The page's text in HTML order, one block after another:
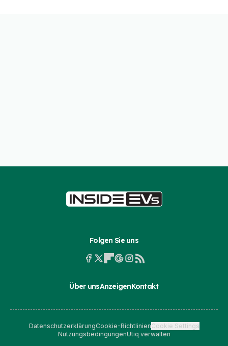
Folgen Sie uns
Über unsAnzeigenKontakt
DatenschutzerklärungCookie-RichtlinienCookie Settings
NutzungsbedingungenUtiq verwalten